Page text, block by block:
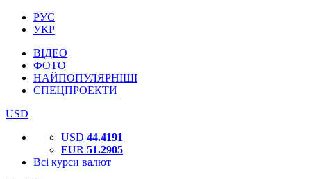
РУС
УКР
ВІДЕО
ФОТО
НАЙПОПУЛЯРНІШІ
СПЕЦПРОЕКТИ
USD
USD 44.4191
EUR 51.2905
Всі курси валют